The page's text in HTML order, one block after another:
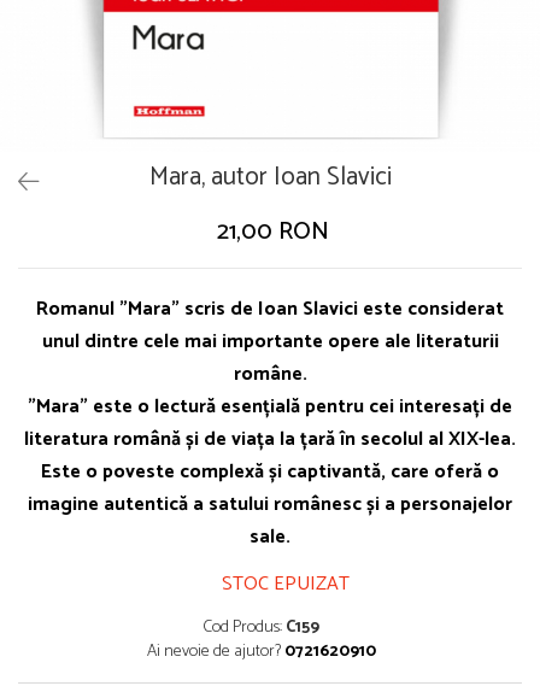
Mara, autor Ioan Slavici
21,00 RON
Romanul "Mara" scris de Ioan Slavici este considerat
unul dintre cele mai importante opere ale literaturii
române.
"Mara" este o lectură esențială pentru cei interesați de
literatura română și de viața la țară în secolul al XIX-lea.
Este o poveste complexă și captivantă, care oferă o
imagine autentică a satului românesc și a personajelor
sale.
STOC EPUIZAT
Cod Produs:C159
Ai nevoie de ajutor?0721620910